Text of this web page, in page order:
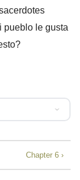
pueblo le gusta
Chapter 6 ›